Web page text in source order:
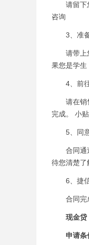
请留下您
咨询
3、准备
请带上您
果您是学生
4、前往
请在销售
完成。 小
5、同意
合同通过
待您清楚了
6、捷信
合同完成
现金贷
申请条